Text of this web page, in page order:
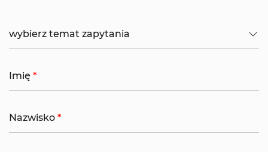
wybierz temat zapytania
Imię
Nazwisko